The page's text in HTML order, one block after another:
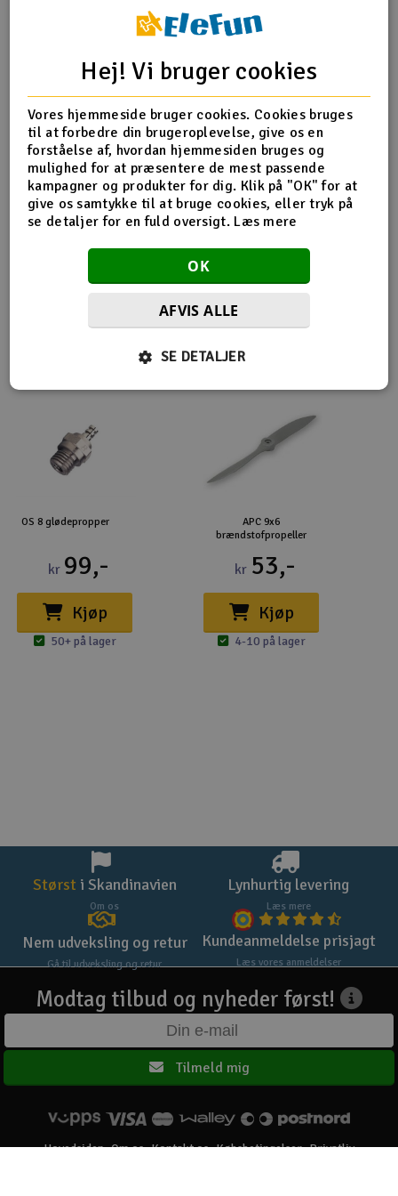
Radio udstyr
Raketter
Scooter & elkøretøj
Slot racing
Smarthjem, leg og hobby
Solenergi
Værktøj, udstyr og tilbehør
Produktinfo Tip din ven Anmeldelser
Produkt information
APC 8 * 7
Flere så også med
OS 8 glødepropper
kr 99,-
Kjøp
50+ på lager
APC 9x6
brændstofpropeller
kr 53,-
Kjøp
4-10 på lager
Størst i Skandinavien
Om os
Lynhurtig levering
Læs mere
Nem udveksling og retur
Gå til udveksling og retur
Kundeanmeldelse prisjagt
Læs vores anmeldelser
Modtag tilbud og nyheder først!
Tilmeld mig
Hovedsiden Om os Kontakt os Købsbetingelser Privatliv
Hej! Vi bruger cookies
Vores hjemmeside bruger cookies. Cookies bruges
til at forbedre din brugeroplevelse, give os en
forståelse af, hvordan hjemmesiden bruges og
mulighed for at præsentere de mest passende
kampagner og produkter for dig. Klik på "OK" for at
give os samtykke til at bruge cookies, eller tryk på
se detaljer for en fuld oversigt. Læs mere
OK
AFVIS ALLE
SE DETALJER